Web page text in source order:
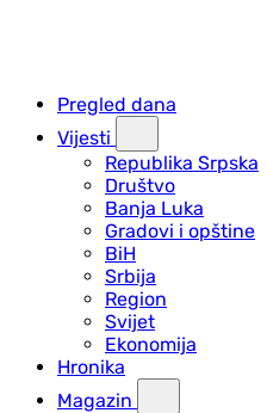
Pregled dana
Vijesti
Republika Srpska
Društvo
Banja Luka
Gradovi i opštine
BiH
Srbija
Region
Svijet
Ekonomija
Hronika
Magazin